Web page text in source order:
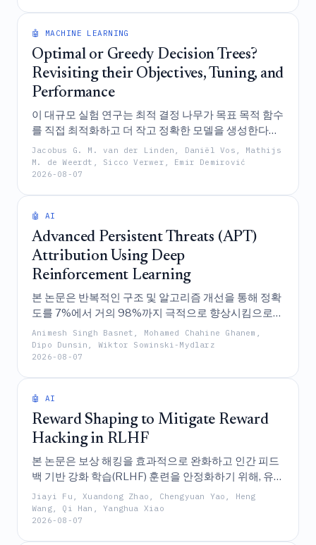
🤖 MACHINE LEARNING
Optimal or Greedy Decision Trees?
Revisiting their Objectives, Tuning, and
Performance
이 대규모 실험 연구는 최적 결정 나무가 목표 목적 함수
를 직접 최적화하고 더 작고 정확한 모델을 생성한다는
점을 입증함으로써 최적 결정 나무에 관한 상충하는 증
거들을 해결하며, 데이터가 많아질수록 그 이점이 감소
하거나 과적합에 더 취약하다는 가설들을 반박한다.
Jacobus G. M. van der Linden, Daniël Vos, Mathijs
M. de Weerdt, Sicco Verwer, Emir Demirović
2026-08-07
🤖 AI
Advanced Persistent Threats (APT)
Attribution Using Deep
Reinforcement Learning
본 논문은 반복적인 구조 및 알고리즘 개선을 통해 정확
도를 7%에서 거의 98%까지 극적으로 향상시킴으로써
악성코드 활동을 인식하고 할당하는 강력한 능력을 입
증한 지능형 지속 위협(APT) 추적을 위한 심층 강화 학
습 모델을 제시한다.
Animesh Singh Basnet, Mohamed Chahine Ghanem,
Dipo Dunsin, Wiktor Sowinski-Mydlarz
2026-08-07
🤖 AI
Reward Shaping to Mitigate Reward
Hacking in RLHF
본 논문은 보상 해킹을 효과적으로 완화하고 인간 피드
백 기반 강화 학습(RLHF) 훈련을 안정화하기 위해, 유계
성(boundedness) 및 초기 급성장 후 포화되는 원리에
기반한 새로운 보상 형성 방법인 "선호도를 보상으로
(Preference as Reward, PAR)"를 제안한다.
Jiayi Fu, Xuandong Zhao, Chengyuan Yao, Heng
Wang, Qi Han, Yanghua Xiao
2026-08-07